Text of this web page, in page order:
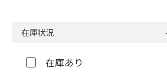
在庫状況
在庫あり